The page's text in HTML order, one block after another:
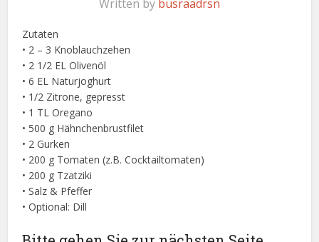
Written by busraadrsn
Zutaten
• 2 – 3 Knoblauchzehen
• 2 1/2 EL Olivenöl
• 6 EL Naturjoghurt
• 1/2 Zitrone, gepresst
• 1 TL Oregano
• 500 g Hähnchenbrustfilet
• 2 Gurken
• 200 g Tomaten (z.B. Cocktailtomaten)
• 200 g Tzatziki
• Salz & Pfeffer
• Optional: Dill